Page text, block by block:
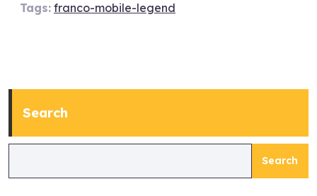
Tags: franco-mobile-legend
Search
Search